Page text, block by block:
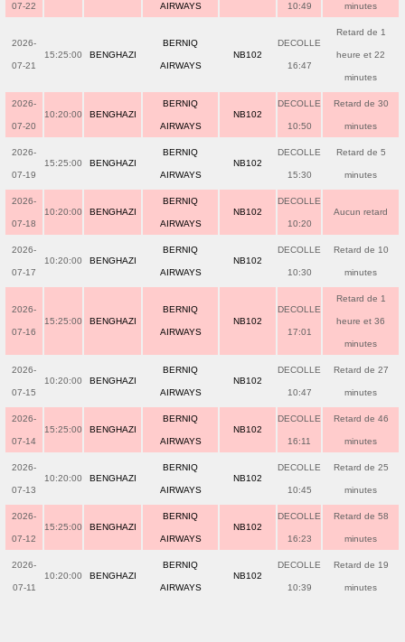
07-22 AIRWAYS 10:49 minutes
2026-
07-21
15:25:00 BENGHAZI
BERNIQ
AIRWAYS
NB102
DECOLLE
16:47
Retard de 1
heure et 22
minutes
2026-
07-20
10:20:00 BENGHAZI
BERNIQ
AIRWAYS
NB102
DECOLLE
10:50
Retard de 30
minutes
2026-
07-19
15:25:00 BENGHAZI
BERNIQ
AIRWAYS
NB102
DECOLLE
15:30
Retard de 5
minutes
2026-
07-18
10:20:00 BENGHAZI
BERNIQ
AIRWAYS
NB102
DECOLLE
10:20
Aucun retard
2026-
07-17
10:20:00 BENGHAZI
BERNIQ
AIRWAYS
NB102
DECOLLE
10:30
Retard de 10
minutes
2026-
07-16
15:25:00 BENGHAZI
BERNIQ
AIRWAYS
NB102
DECOLLE
17:01
Retard de 1
heure et 36
minutes
2026-
07-15
10:20:00 BENGHAZI
BERNIQ
AIRWAYS
NB102
DECOLLE
10:47
Retard de 27
minutes
2026-
07-14
15:25:00 BENGHAZI
BERNIQ
AIRWAYS
NB102
DECOLLE
16:11
Retard de 46
minutes
2026-
07-13
10:20:00 BENGHAZI
BERNIQ
AIRWAYS
NB102
DECOLLE
10:45
Retard de 25
minutes
2026-
07-12
15:25:00 BENGHAZI
BERNIQ
AIRWAYS
NB102
DECOLLE
16:23
Retard de 58
minutes
2026-
07-11
10:20:00 BENGHAZI
BERNIQ
AIRWAYS
NB102
DECOLLE
10:39
Retard de 19
minutes